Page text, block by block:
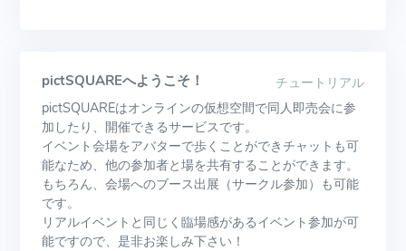
チュートリアル
pictSQUAREへようこそ！
pictSQUAREはオンラインの仮想空間で同人即売会に参
加したり、開催できるサービスです。
イベント会場をアバターで歩くことができチャットも可
能なため、他の参加者と場を共有することができます。
もちろん、会場へのブース出展（サークル参加）も可能
です。
リアルイベントと同じく臨場感があるイベント参加が可
能ですので、是非お楽しみ下さい！